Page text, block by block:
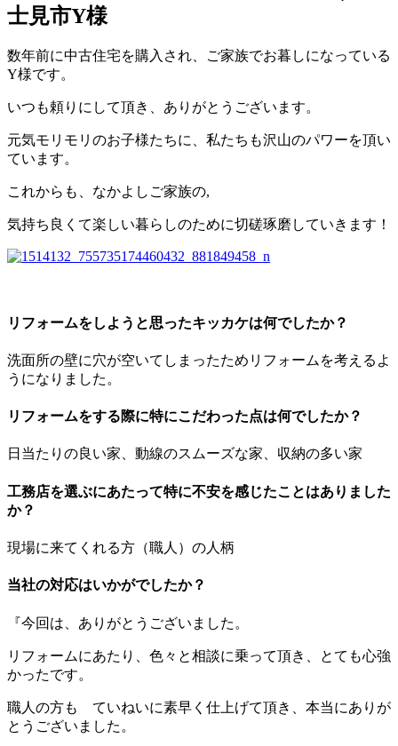
士見市Y様
数年前に中古住宅を購入され、ご家族でお暮しになっている
Y様です。
いつも頼りにして頂き、ありがとうございます。
元気モリモリのお子様たちに、私たちも沢山のパワーを頂い
ています。
これからも、なかよしご家族の,
気持ち良くて楽しい暮らしのために切磋琢磨していきます！
リフォームをしようと思ったキッカケは何でしたか？
洗面所の壁に穴が空いてしまったためリフォームを考えるよ
うになりました。
リフォームをする際に特にこだわった点は何でしたか？
日当たりの良い家、動線のスムーズな家、収納の多い家
工務店を選ぶにあたって特に不安を感じたことはありました
か？
現場に来てくれる方（職人）の人柄
当社の対応はいかがでしたか？
『今回は、ありがとうございました。
リフォームにあたり、色々と相談に乗って頂き、とても心強
かったです。
職人の方も ていねいに素早く仕上げて頂き、本当にありが
とうございました。